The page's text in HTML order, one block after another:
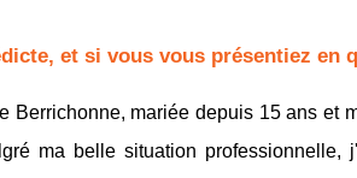
et si vous vous présentiez en
Berrichonne, mariée depuis 15 ans et
ma belle situation